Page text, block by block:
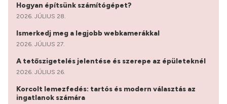
Hogyan építsünk számítógépet?
2026. JÚLIUS 28.
Ismerkedj meg a legjobb webkamerákkal
2026. JÚLIUS 27.
A tetőszigetelés jelentése és szerepe az épületeknél
2026. JÚLIUS 26.
Korcolt lemezfedés: tartós és modern választás az
ingatlanok számára